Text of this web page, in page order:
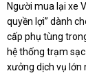
Người mua lại xe
quyền lợi” dành
cấp phụ tùng
hệ thống trạm
xưởng dịch vụ lớn